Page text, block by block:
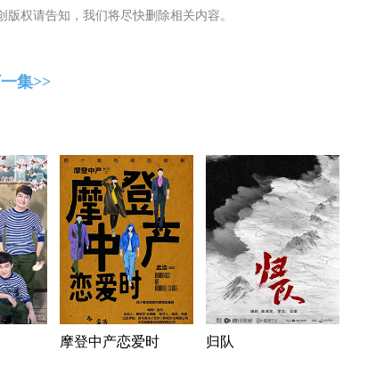
权请告知，我们将尽快删除相关内容。
集>>
摩登中产恋爱时 归队